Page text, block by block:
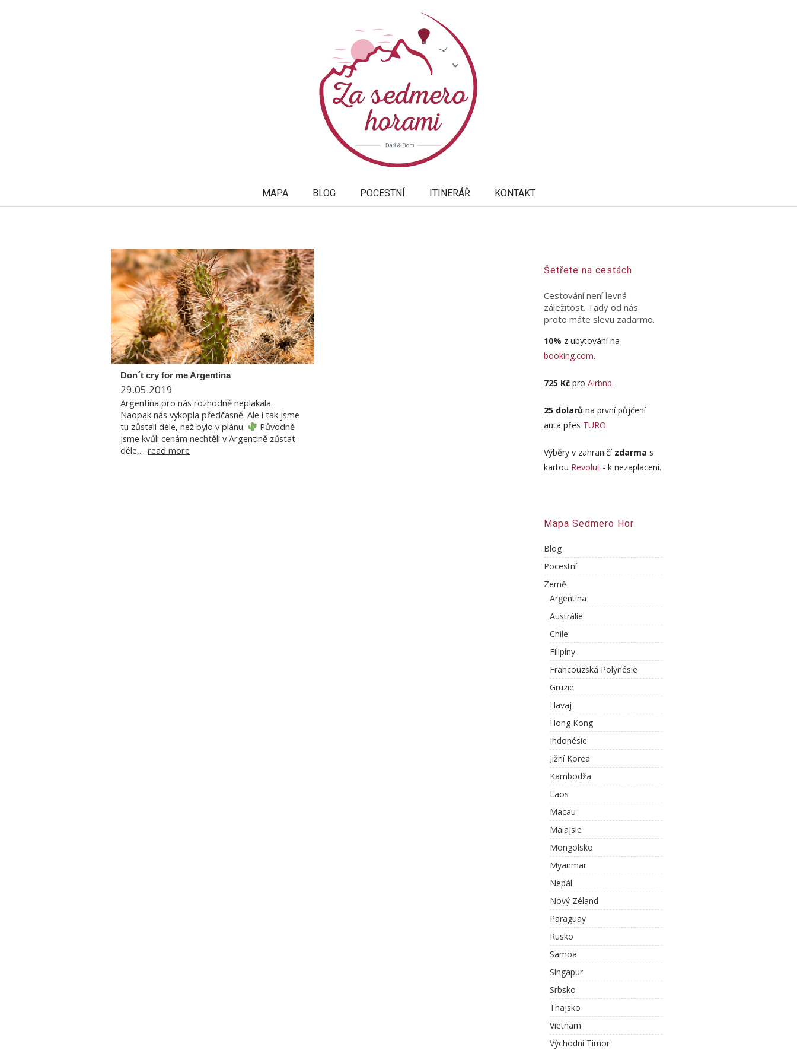
MAPA BLOG POCESTNÍ ITINERÁŘ KONTAKT
Don´t cry for me Argentina
29.05.2019
Argentina pro nás rozhodně neplakala.
Naopak nás vykopla předčasně. Ale i tak jsme
tu zůstali déle, než bylo v plánu.
Původně
jsme kvůli cenám nechtěli v Argentině zůstat
déle,... read more
Šetřete na cestách
Cestování není levná
záležitost. Tady od nás
proto máte slevu zadarmo.
10% z ubytování na
booking.com.
725 Kč pro Airbnb.
25 dolarů na první půjčení
auta přes TURO.
Výběry v zahraničí zdarma s
kartou Revolut - k nezaplacení.
Mapa Sedmero Hor
Blog
Pocestní
Země
Argentina
Austrálie
Chile
Filipíny
Francouzská Polynésie
Gruzie
Havaj
Hong Kong
Indonésie
Jižní Korea
Kambodža
Laos
Macau
Malajsie
Mongolsko
Myanmar
Nepál
Nový Zéland
Paraguay
Rusko
Samoa
Singapur
Srbsko
Thajsko
Vietnam
Východní Timor